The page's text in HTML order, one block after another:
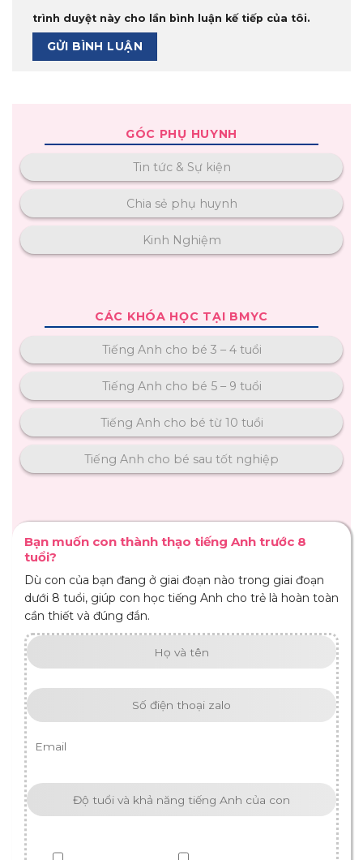
trình duyệt này cho lần bình luận kế tiếp của tôi.
GÓC PHỤ HUYNH
Tin tức & Sự kiện
Chia sẻ phụ huynh
Kinh Nghiệm
CÁC KHÓA HỌC TẠI BMYC
Tiếng Anh cho bé 3 – 4 tuổi
Tiếng Anh cho bé 5 – 9 tuổi
Tiếng Anh cho bé từ 10 tuổi
Tiếng Anh cho bé sau tốt nghiệp
Bạn muốn con thành thạo tiếng Anh trước 8
tuổi?
Dù con của bạn đang ở giai đoạn nào trong giai đoạn
dưới 8 tuổi, giúp con học tiếng Anh cho trẻ là hoàn toàn
cần thiết và đúng đắn.